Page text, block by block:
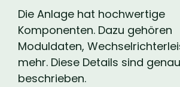
Die Anlage hat hochwertige
Komponenten. Dazu gehören
Moduldaten,
mehr. Diese Details sind genau
beschrieben.